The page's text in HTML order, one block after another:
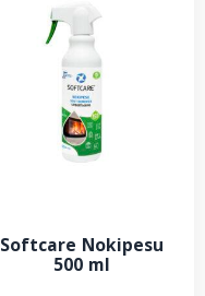
Softcare Nokipesu
500 ml